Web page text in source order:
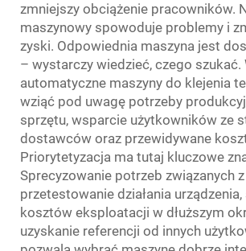
zmniejszy obciążenie pracowników.
maszynowy spowoduje problemy i
zyski. Odpowiednia maszyna jest
– wystarczy wiedzieć, czego szukać.
automatyczne maszyny do klejenia
wziąć pod uwagę potrzeby
sprzętu, wsparcie użytkowników ze
dostawców oraz przewidywane
Priorytetyzacja ma tutaj kluczowe
Sprecyzowanie potrzeb związanych
przetestowanie działania
kosztów eksploatacji w dłuższym
uzyskanie referencji od innych